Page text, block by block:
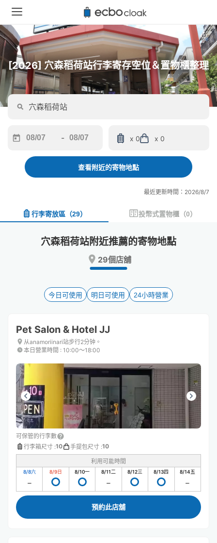
[2026] 穴森稻荷站行李寄存空位＆置物櫃整理
forward
interact
and
date.
keyboard
shortcuts
for
changing
-
backward
interact
and
a
date.
key
to
keyboard
shortcuts
for
changing
dates.
x 0 x 0
查看附近的寄物地點
最近更新時間：2026/8/7
行李寄放區 （29） 投幣式置物櫃 （0）
穴森稻荷站附近推薦的寄物地點
29個店舖
今日可使用 明日可使用 24小時營業
Pet Salon & Hotel JJ
从anamoriinari站步行2分钟。
本日營業時間 : 10:00〜18:00
可保管的行李數
行李箱尺寸 :10 手提包尺寸 :10
利用可能時間
8/8六 8/9日 8/10一 8/11二 8/12三 8/13四 8/14五
預約此店舖